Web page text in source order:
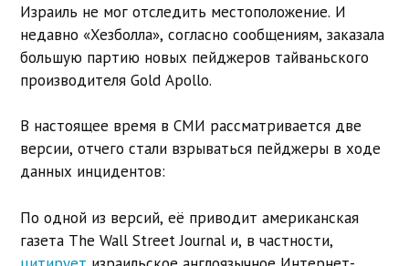
Израиль не мог отследить местоположение. И
недавно «Хезболла», согласно сообщениям, заказала
большую партию новых пейджеров тайваньского
производителя Gold Apollo.
В настоящее время в СМИ рассматривается две
версии, отчего стали взрываться пейджеры в ходе
данных инцидентов:
По одной из версий, её приводит американская
газета The Wall Street Journal и, в частности,